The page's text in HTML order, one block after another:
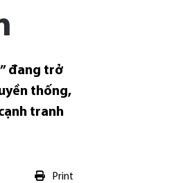
đang trở
thống,
tranh
Print